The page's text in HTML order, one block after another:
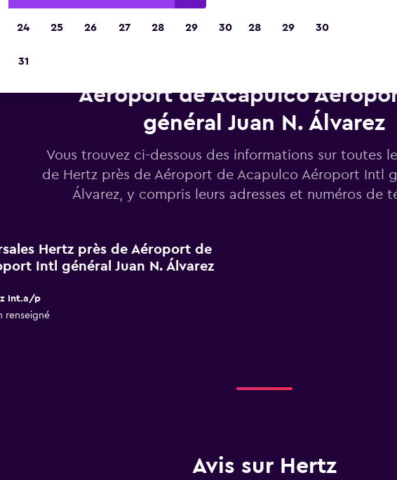
Aéroport de Acapulco
général Juan N. Álvarez
Vous trouvez ci-dessous des informations sur toutes
de Hertz près de Aéroport de Acapulco Aéroport Intl
Álvarez, y compris leurs adresses et numéros de
Hertz près de Aéroport de
Intl général Juan N. Álvarez
Int.a/p
renseigné
Avis sur Hertz
24 25 26 27 28 29 30
31
28 29 30